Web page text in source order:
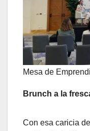
Mesa de
Brunch a la
Con esa caricia